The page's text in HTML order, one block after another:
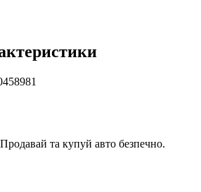
та купуй авто безпечно.